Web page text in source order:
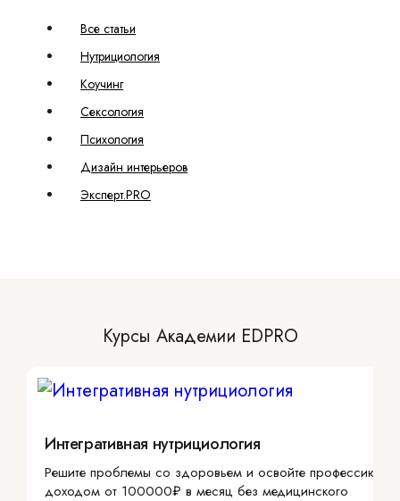
Все статьи
Нутрициология
Коучинг
Сексология
Психология
Дизайн интерьеров
Эксперт.PRO
Курсы Академии EDPRO
Интегративная нутрициология
Решите проблемы со здоровьем и освойте профессию с
доходом от 100000₽ в месяц без медицинского